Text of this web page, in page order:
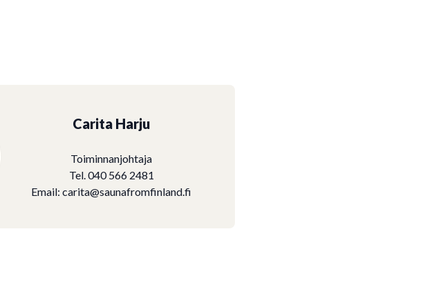
Carita Harju
Toiminnanjohtaja
Tel. 040 566 2481
Email:carita@saunafromfinland.fi